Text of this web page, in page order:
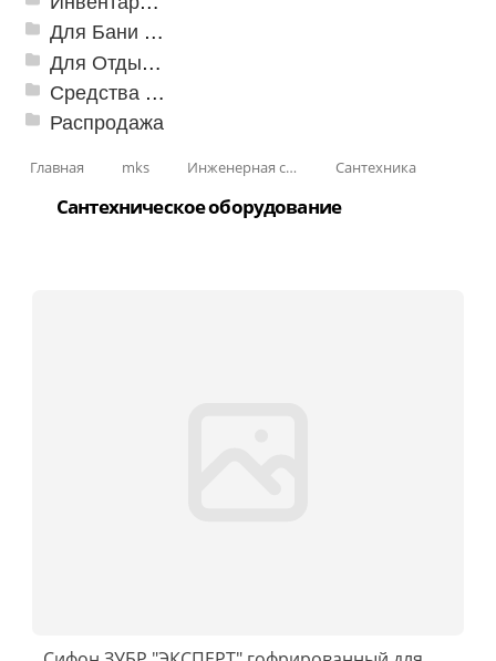
Для Бани и Сауны
Для Отдыха и Пикника
Средства от насекомых и садовых вредителей
Распродажа
Главная mks Инженерная сантехника и инструменты Сантехника
Сантехническое оборудование